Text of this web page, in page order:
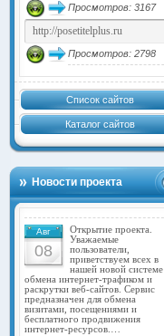
Просмотров: 3167
Просмотров: 2798
Список сайтов
Каталог сайтов
Новости проекта
Авг
08
Открытие проекта.
Уважаемые
пользователи,
приветствуем всех в
нашей новой системе
обмена интернет-трафиком и
раскрутки веб-сайтов. Сервис
предназначен для обмена
визитами, посещениями и
бесплатного продвижения
интернет-ресурсов.…